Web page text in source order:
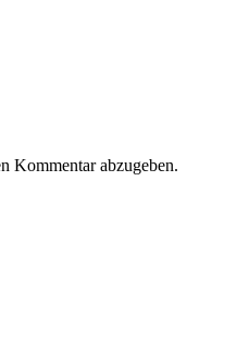
Kommentar abzugeben.